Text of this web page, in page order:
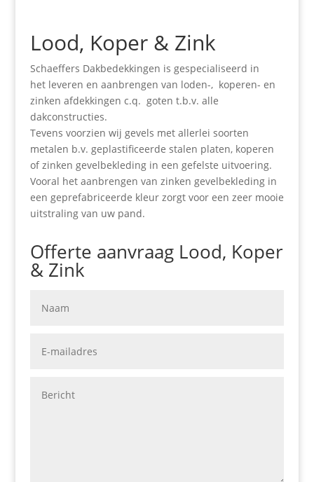
Lood, Koper & Zink
Schaeffers Dakbedekkingen is gespecialiseerd in
het leveren en aanbrengen van loden-, koperen- en
zinken afdekkingen c.q. goten t.b.v. alle
dakconstructies.
Tevens voorzien wij gevels met allerlei soorten
metalen b.v. geplastificeerde stalen platen, koperen
of zinken gevelbekleding in een gefelste uitvoering.
Vooral het aanbrengen van zinken gevelbekleding in
een geprefabriceerde kleur zorgt voor een zeer mooie
uitstraling van uw pand.
Offerte aanvraag Lood, Koper
& Zink